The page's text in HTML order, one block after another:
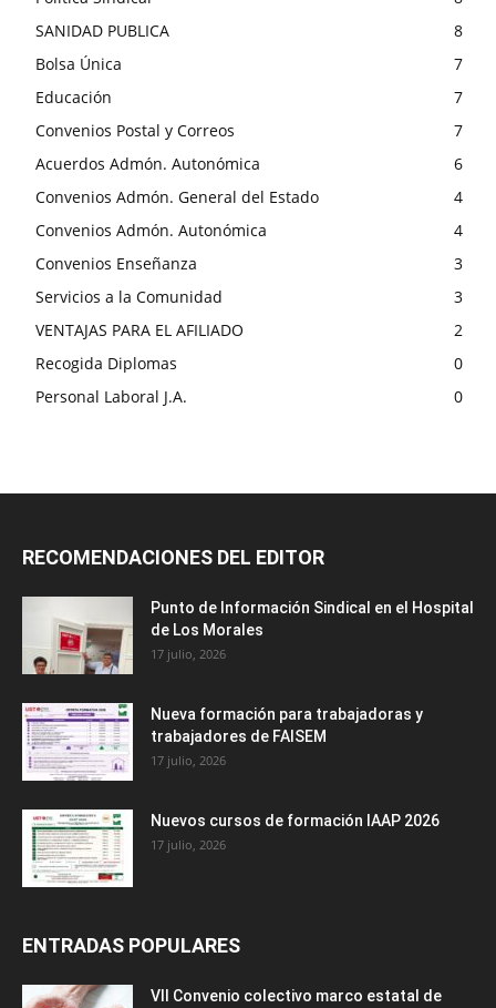
SANIDAD PUBLICA
8
Bolsa Única
7
Educación
7
Convenios Postal y Correos
7
Acuerdos Admón. Autonómica
6
Convenios Admón. General del Estado
4
Convenios Admón. Autonómica
4
Convenios Enseñanza
3
Servicios a la Comunidad
3
VENTAJAS PARA EL AFILIADO
2
Recogida Diplomas
0
Personal Laboral J.A.
0
RECOMENDACIONES DEL EDITOR
Punto de Información Sindical en el Hospital
de Los Morales
17 julio, 2026
Nueva formación para trabajadoras y
trabajadores de FAISEM
17 julio, 2026
Nuevos cursos de formación IAAP 2026
17 julio, 2026
ENTRADAS POPULARES
VII Convenio colectivo marco estatal de